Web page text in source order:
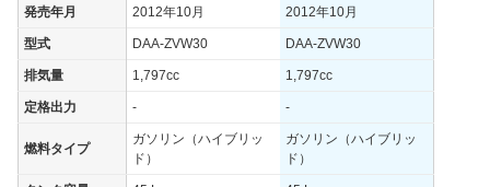
燃費
WLTCモード - -
WLTCモード(市
街地)
外)
- -
発売年月 2012年10月 2012年10月
型式 DAA-ZVW30 DAA-ZVW30
排気量 1,797cc 1,797cc
定格出力 - -
燃料タイプ
ガソリン（ハイブリッ
ド）
ガソリン（ハイブリッ
ド）